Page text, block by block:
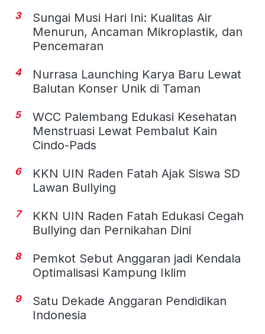
3
Sungai Musi Hari Ini: Kualitas Air
Menurun, Ancaman Mikroplastik, dan
Pencemaran
4
Nurrasa Launching Karya Baru Lewat
Balutan Konser Unik di Taman
5
WCC Palembang Edukasi Kesehatan
Menstruasi Lewat Pembalut Kain
Cindo-Pads
6
KKN UIN Raden Fatah Ajak Siswa SD
Lawan Bullying
7
KKN UIN Raden Fatah Edukasi Cegah
Bullying dan Pernikahan Dini
8
Pemkot Sebut Anggaran jadi Kendala
Optimalisasi Kampung Iklim
9
Satu Dekade Anggaran Pendidikan
Indonesia